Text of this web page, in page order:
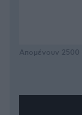
Απομένουν 2500